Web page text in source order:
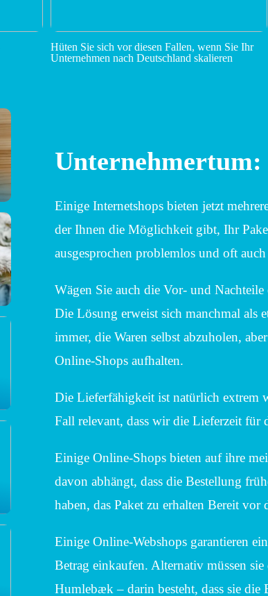
Hüten Sie sich vor diesen Fallen, wenn Sie Ihr
Unternehmen nach Deutschland skalieren
Unternehmertum:
Einige Internetshops bieten jetzt
der Ihnen die Möglichkeit gibt, Ihr
ausgesprochen problemlos und oft
Wägen Sie auch die Vor- und
Die Lösung erweist sich manchmal als
immer, die Waren selbst abzuholen,
Online-Shops aufhalten.
Die Lieferfähigkeit ist natürlich extrem
Fall relevant, dass wir die Lieferzeit
Einige Online-Shops bieten auf ihre
davon abhängt, dass die Bestellung
haben, das Paket zu erhalten Bereit
Einige Online-Webshops garantieren
Betrag einkaufen. Alternativ müssen
Humlebæk – darin besteht, dass sie die